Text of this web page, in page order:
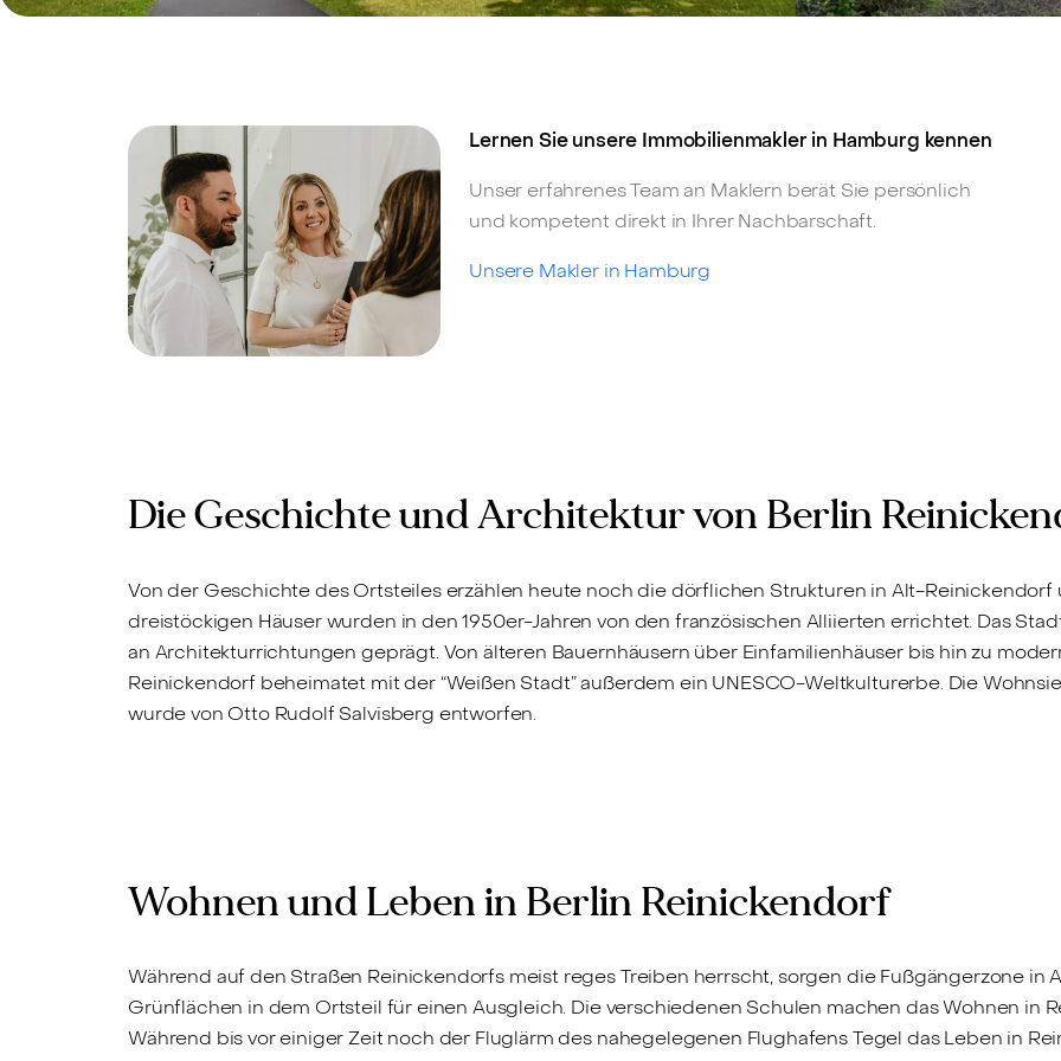
Lernen Sie unsere Immobilienmakler in Hamburg kennen
Unser erfahrenes Team an Maklern berät Sie persönlich
und kompetent direkt in Ihrer Nachbarschaft.
Unsere Makler in Hamburg
Die Geschichte und Architektur von Berlin
Von der Geschichte des Ortsteiles erzählen heute noch die dörflichen Strukturen in Alt-
dreistöckigen Häuser wurden in den 1950er-Jahren von den französischen Alliierten errichtet. Das
an Architekturrichtungen geprägt. Von älteren Bauernhäusern über Einfamilienhäuser bis hin zu
Reinickendorf beheimatet mit der “Weißen Stadt” außerdem ein UNESCO-Weltkulturerbe. Die
wurde von Otto Rudolf Salvisberg entworfen.
Wohnen und Leben in Berlin Reinickendorf
Während auf den Straßen Reinickendorfs meist reges Treiben herrscht, sorgen die Fußgängerzone
Grünflächen in dem Ortsteil für einen Ausgleich. Die verschiedenen Schulen machen das Wohnen in
Während bis vor einiger Zeit noch der Fluglärm des nahegelegenen Flughafens Tegel das Leben in